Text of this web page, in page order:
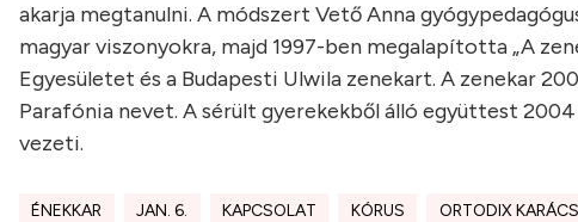
akarja megtanulni. A módszert Vető Anna
magyar viszonyokra, majd 1997-ben megalapította „A
Egyesületet és a Budapesti Ulwila zenekart. A zenekar
Parafónia nevet. A sérült gyerekekből álló együttest
vezeti.
ÉNEKKAR JAN. 6. KAPCSOLAT KÓRUS ORTODIX